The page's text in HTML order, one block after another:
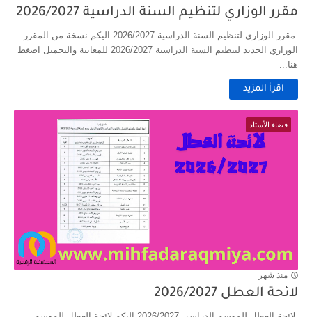
مقرر الوزاري لتنظيم السنة الدراسية 2026/2027
مقرر الوزاري لتنظيم السنة الدراسية 2026/2027 اليكم نسخة من المقرر
الوزاري الجديد لتنظيم السنة الدراسية 2026/2027 للمعاينة والتحميل اضغط
هنا...
اقرأ المزيد
فضاء الأستاذ
منذ شهر
لائحة العطل 2026/2027